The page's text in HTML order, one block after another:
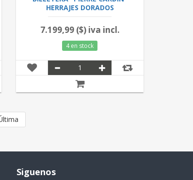
HERRAJES DORADOS
BLANC/NEGRO/BIEGE/AZUL 2.26
7.199,99 ($) iva incl.
4 en stock
Siguenos